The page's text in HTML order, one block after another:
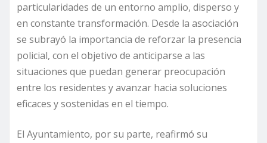
particularidades de un entorno amplio, disperso y
en constante transformación. Desde la asociación
se subrayó la importancia de reforzar la presencia
policial, con el objetivo de anticiparse a las
situaciones que puedan generar preocupación
entre los residentes y avanzar hacia soluciones
eficaces y sostenidas en el tiempo.
El Ayuntamiento, por su parte, reafirmó su